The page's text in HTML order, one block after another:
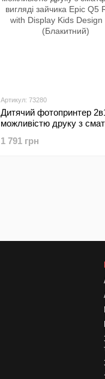
Артикул: 73280
Дитячий фотопринтер
можливістю друку з
Rabbit with Display Kids
1 791 грн